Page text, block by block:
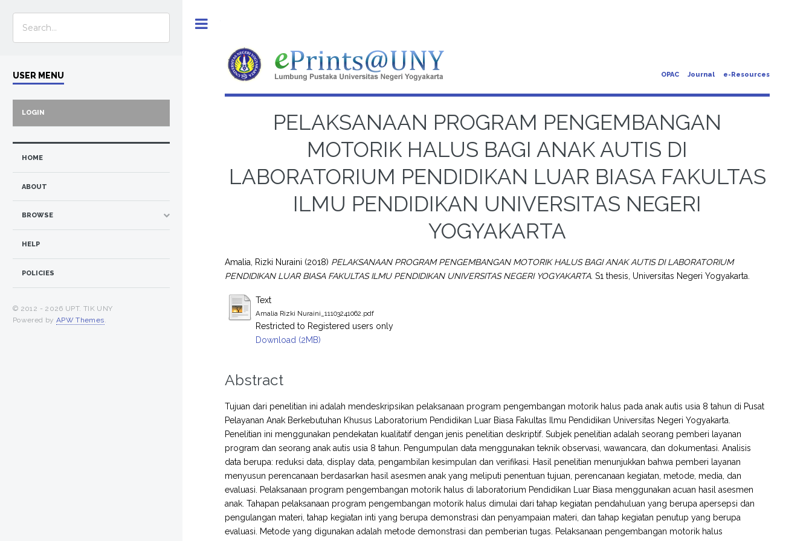
OPAC Journal e-Resources
PELAKSANAAN PROGRAM PENGEMBANGAN
MOTORIK HALUS BAGI ANAK AUTIS DI
LABORATORIUM PENDIDIKAN LUAR BIASA FAKULTAS
ILMU PENDIDIKAN UNIVERSITAS NEGERI
YOGYAKARTA
Amalia, Rizki Nuraini (2018) PELAKSANAAN PROGRAM PENGEMBANGAN MOTORIK HALUS BAGI ANAK AUTIS DI LABORATORIUM
PENDIDIKAN LUAR BIASA FAKULTAS ILMU PENDIDIKAN UNIVERSITAS NEGERI YOGYAKARTA. S1 thesis, Universitas Negeri Yogyakarta.
Text
Amalia Rizki Nuraini_11103241062.pdf
Restricted to Registered users only
Download (2MB)
Abstract
Tujuan dari penelitian ini adalah mendeskripsikan pelaksanaan program pengembangan motorik halus pada anak autis usia 8 tahun di Pusat
Pelayanan Anak Berkebutuhan Khusus Laboratorium Pendidikan Luar Biasa Fakultas Ilmu Pendidikan Universitas Negeri Yogyakarta.
Penelitian ini menggunakan pendekatan kualitatif dengan jenis penelitian deskriptif. Subjek penelitian adalah seorang pemberi layanan
program dan seorang anak autis usia 8 tahun. Pengumpulan data menggunakan teknik observasi, wawancara, dan dokumentasi. Analisis
data berupa: reduksi data, display data, pengambilan kesimpulan dan verifikasi. Hasil penelitian menunjukkan bahwa pemberi layanan
menyusun perencanaan berdasarkan hasil asesmen anak yang meliputi penentuan tujuan, perencanaan kegiatan, metode, media, dan
evaluasi. Pelaksanaan program pengembangan motorik halus di laboratorium Pendidikan Luar Biasa menggunakan acuan hasil asesmen
anak. Tahapan pelaksanaan program pengembangan motorik halus dimulai dari tahap kegiatan pendahuluan yang berupa apersepsi dan
pengulangan materi, tahap kegiatan inti yang berupa demonstrasi dan penyampaian materi, dan tahap kegiatan penutup yang berupa
evaluasi. Metode yang digunakan adalah metode demonstrasi dan pemberian tugas. Pelaksanaan pengembangan motorik halus
USER MENU
LOGIN
HOME
ABOUT
BROWSE
HELP
POLICIES
© 2012 - 2026 UPT. TIK UNY
Powered by APW Themes